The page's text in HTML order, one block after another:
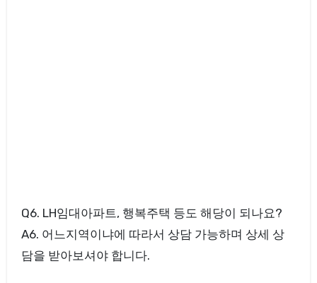
Q6. LH임대아파트, 행복주택 등도 해당이 되나요?
A6. 어느지역이냐에 따라서 상담 가능하며 상세 상
담을 받아보셔야 합니다.